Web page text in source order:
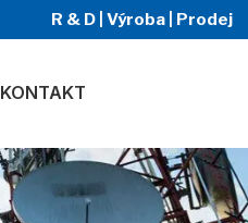
R & D | Výroba | Prodej
KONTAKT